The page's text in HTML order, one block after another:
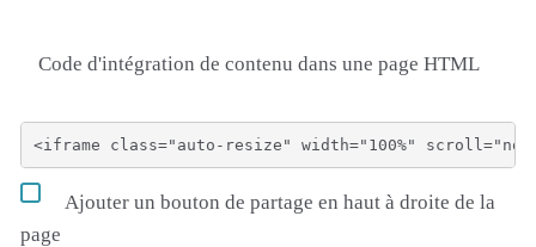
Code d'intégration de contenu dans une page HTML
Ajouter un bouton de partage en haut à droite de la
page